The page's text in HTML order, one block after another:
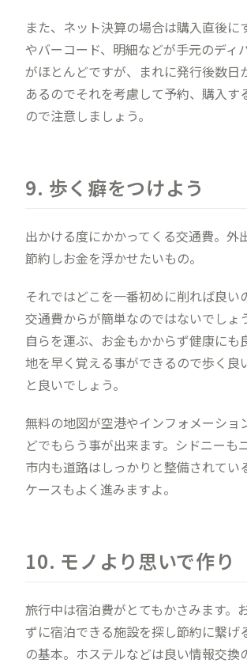
また、ネット決算の場合は購入直後に
やバーコード、明細などが手元のディ
がほとんどですが、まれに発行後数日
あるのでそれを考慮して予約、購入す
ので注意しましょう。
9. 歩く癖をつけよう
出かける度にかかってくる交通費。外
節約しお金を浮かせたいもの。
それではどこを一番初めに削れば良い
交通費からが簡単なのではないでしょ
自らを運ぶ、お金もかからず健康にも
地を早く覚える事ができるので歩く良
と良いでしょう。
無料の地図が空港やインフォメーショ
どでもらう事が出来ます。シドニーも
市内も道路はしっかりと整備されてい
ケースもよく進みますよ。
10. モノより思いで作り
旅行中は宿泊費がとてもかさみます。
ずに宿泊できる施設を探し節約に繋げ
の基本。ホステルなどは良い情報交換